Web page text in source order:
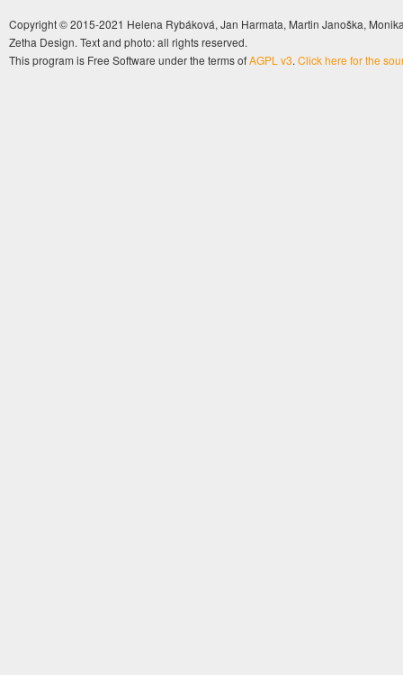
Copyright © 2015-2021 Helena Rybáková, Jan Harmata, Martin Janoška,
Zetha Design. Text and photo: all rights reserved.
This program is Free Software under the terms ofAGPL v3. Click here for the